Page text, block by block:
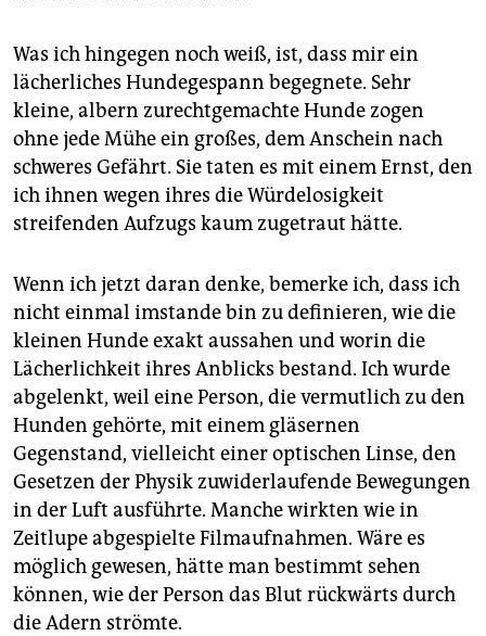
Was ich hingegen noch weiß, ist, dass mir ein
lächerliches Hundegespann begegnete. Sehr
kleine, albern zurechtgemachte Hunde zogen
ohne jede Mühe ein großes, dem Anschein nach
schweres Gefährt. Sie taten es mit einem Ernst, den
ich ihnen wegen ihres die Würdelosigkeit
streifenden Aufzugs kaum zugetraut hätte.
Wenn ich jetzt daran denke, bemerke ich, dass ich
nicht einmal imstande bin zu definieren, wie die
kleinen Hunde exakt aussahen und worin die
Lächerlichkeit ihres Anblicks bestand. Ich wurde
abgelenkt, weil eine Person, die vermutlich zu den
Hunden gehörte, mit einem gläsernen
Gegenstand, vielleicht einer optischen Linse, den
Gesetzen der Physik zuwiderlaufende Bewegungen
in der Luft ausführte. Manche wirkten wie in
Zeitlupe abgespielte Filmaufnahmen. Wäre es
möglich gewesen, hätte man bestimmt sehen
können, wie der Person das Blut rückwärts durch
die Adern strömte.